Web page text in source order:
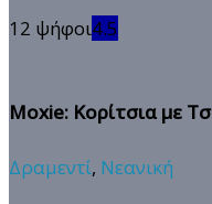
12 ψήφοι4.5
Moxie: Κορίτσια με
Δραμεντί, Νεανική